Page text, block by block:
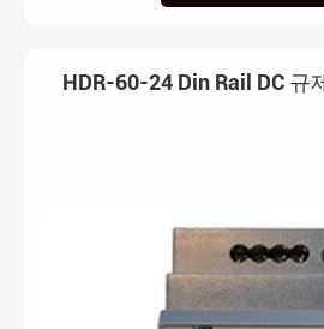
HDR-60-24 Din Rail DC 규